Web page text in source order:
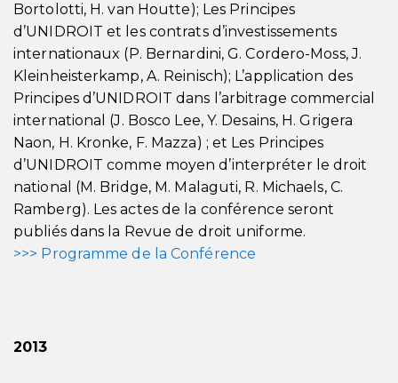
Bortolotti, H. van Houtte); Les Principes
d’UNIDROIT et les contrats d’investissements
internationaux (P. Bernardini, G. Cordero-Moss, J.
Kleinheisterkamp, A. Reinisch); L’application des
Principes d’UNIDROIT dans l’arbitrage commercial
international (J. Bosco Lee, Y. Desains, H. Grigera
Naon, H. Kronke, F. Mazza) ; et Les Principes
d’UNIDROIT comme moyen d’interpréter le droit
national (M. Bridge, M. Malaguti, R. Michaels, C.
Ramberg). Les actes de la conférence seront
publiés dans la Revue de droit uniforme.
>>> Programme de la Conférence
2013